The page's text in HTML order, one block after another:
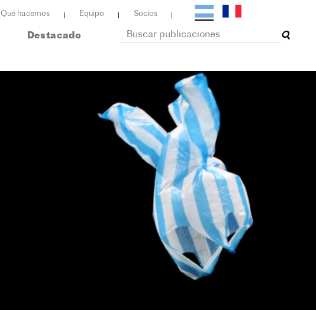
Qué hacemos Equipo Socios
Destacado